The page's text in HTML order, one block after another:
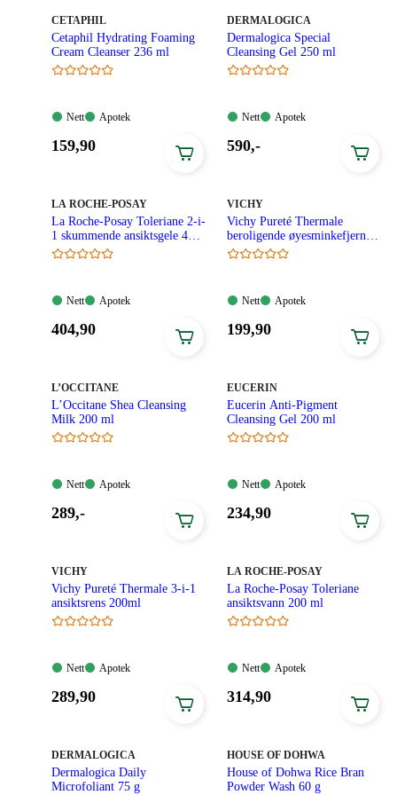
kroner.
MERKE:
CETAPHIL
Cetaphil Hydrating Foaming
Cream Cleanser 236 ml
Nett:
Nett
Apotek:
Apotek
Pris:
159,90
MERKE:
DERMALOGICA
Dermalogica Special
Cleansing Gel 250 ml
Nett:
Nett
Apotek:
Apotek
Pris:
590,-
MERKE:
LA ROCHE-POSAY
La Roche-Posay Toleriane 2-i-
1 skummende ansiktsgele 400
ml
Nett:
Nett
Apotek:
Apotek
Pris:
404,90
MERKE
VICHY
Vichy Pureté Thermale
beroligende øyesminkefjerner
100 ml
Nett:
Nett
Apotek:
Apotek
Pris:
199,90
MERKE:
L’OCCITANE
L’Occitane Shea Cleansing
Milk 200 ml
Nett:
Nett
Apotek:
Apotek
Pris:
289,-
MERKE:
EUCERIN
Eucerin Anti-Pigment
Cleansing Gel 200 ml
Nett:
Nett
Apotek:
Apotek
Pris:
234,90
MERKE
VICHY
Vichy Pureté Thermale 3-i-1
ansiktsrens 200ml
Nett:
Nett
Apotek:
Apotek
Pris:
289,90
MERKE:
LA ROCHE-POSAY
La Roche-Posay Toleriane
ansiktsvann 200 ml
Nett:
Nett
Apotek:
Apotek
Pris:
314,90
MERKE:
DERMALOGICA
Dermalogica Daily
Microfoliant 75 g
MERKE :
HOUSE OF DOHWA
House of Dohwa Rice Bran
Powder Wash 60 g